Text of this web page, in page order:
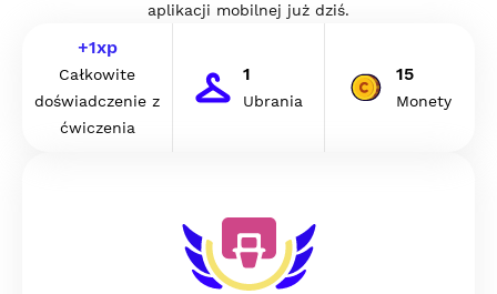
aplikacji mobilnej już dziś.
+1xp
Całkowite
doświadczenie z
ćwiczenia
1
Ubrania
15
Monety